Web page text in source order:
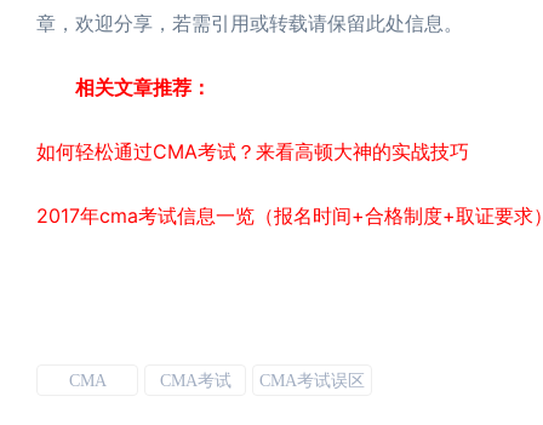
章，欢迎分享，若需引用或转载请保留此处信息。
相关文章推荐：
如何轻松通过CMA考试？来看高顿大神的实战技巧
2017年cma考试信息一览（报名时间+合格制度+取证要求
CMA CMA考试 CMA考试误区